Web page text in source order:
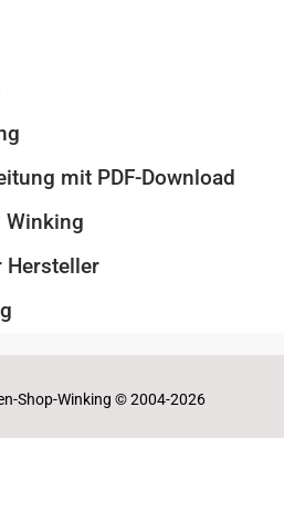
mit PDF-Download
Winking
Hersteller
Shop-Winking © 2004-2026